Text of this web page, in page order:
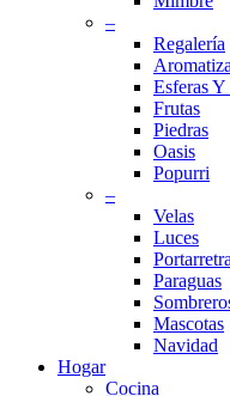
–
Regalería
Esferas
Frutas
Piedras
Oasis
Popurri
–
Velas
Luces
Paraguas
Mascotas
Navidad
Hogar
Cocina